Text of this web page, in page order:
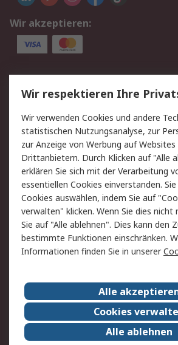
Wir akzeptieren:
Service
Value Added Services
Rücksendungen
Hilfe
Rechtliches
AGB
Cookie-Richtlinie
Copyright/Impressum
RS
Karriere bei RS
Qualität/Umwelt/Zertifikate
Wir respektieren Ihre
Wir verwenden Cookies und andere
statistischen Nutzungsanalyse, zur
zur Anzeige von Werbung auf Websites
Drittanbietern. Durch Klicken auf "Alle
erklären Sie sich mit der Verarbeitung
essentiellen Cookies einverstanden.
Cookies auswählen, indem Sie auf
verwalten" klicken. Wenn Sie dies nicht
Sie auf "Alle ablehnen". Dies kann den
bestimmte Funktionen einschränken.
Informationen finden Sie in unserer
Alle
Cookies
Alle ablehnen